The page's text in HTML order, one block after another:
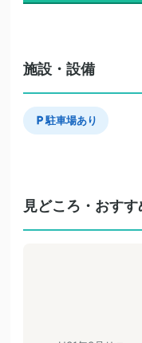
施設・設備
駐車場あり
見どころ・おすす